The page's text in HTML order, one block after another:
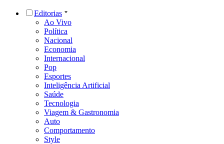
Editorias
Ao Vivo
Política
Nacional
Economia
Internacional
Pop
Esportes
Inteligência Artificial
Saúde
Tecnologia
Viagem & Gastronomia
Auto
Comportamento
Style